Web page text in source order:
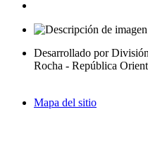
Desarrollado por
Rocha - República
Mapa del sitio